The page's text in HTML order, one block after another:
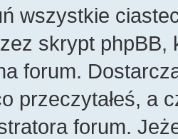
wszystkie
skrypt
forum.
przeczytałeś, a
forum.